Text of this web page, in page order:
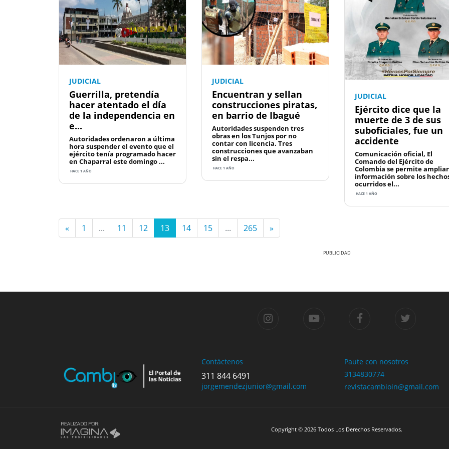
JUDICIAL
Guerrilla, pretendía
hacer atentado el día
de la independencia en
e...
Autoridades ordenaron a última
hora suspender el evento que el
ejército tenía programado hacer
en Chaparral este domingo ...
HACE 1 AÑO
JUDICIAL
Encuentran y sellan
construcciones piratas,
en barrio de Ibagué
Autoridades suspenden tres
obras en los Tunjos por no
contar con licencia. Tres
construcciones que avanzaban
sin el respa...
HACE 1 AÑO
JUDICIAL
Ejército dice que la
muerte de 3 de sus
suboficiales, fue un
accidente
Comunicación oficial, El
Comando del Ejército de
Colombia se permite
información sobre los
ocurridos el...
HACE 1 AÑO
« 1 ... 11 12 13 14 15 ... 265 »
Contáctenos
311 844 6491
jorgemendezjunior@gmail.com
Paute con nosotros
3134830774
revistacambioin@gmail.com
Copyright © 2026 Todos Los Derechos Reservados.